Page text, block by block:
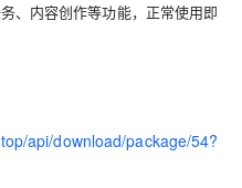
、内容创作等功能，正常使用即
api/download/package/54?